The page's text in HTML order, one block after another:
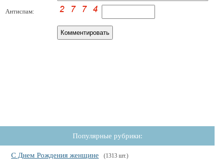
Антиспам:
Популярные рубрики:
С Днем Рождения женщине (1313 шт.)